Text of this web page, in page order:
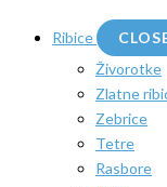
Ribice
Živorotke
Zlatne
Zebrice
Tetre
Rasbore